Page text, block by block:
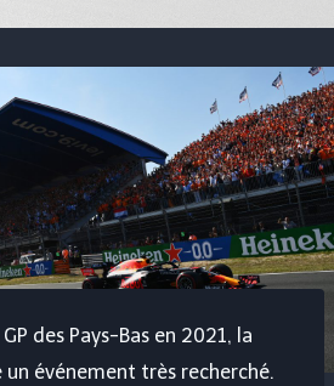
des Pays-Bas en 2021, la
un événement très recherché.